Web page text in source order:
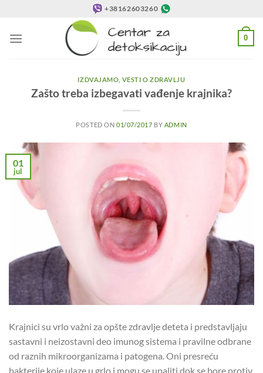
sadržaj
+38162603260
0
IZDVAJAMO VESTI O ZDRAVLJU
Zašto treba izbegavati vađenje krajnika?
POSTED ON 01/07/2017 BY ADMIN
01
jul
Krajnici su vrlo važni za opšte zdravlje deteta i predstavljaju
sastavni i neizostavni deo imunog sistema i pravilne odbrane
od raznih mikroorganizama i patogena. Oni presreću
bakterije koje ulaze u grlo i mogu se upaliti dok se bore protiv